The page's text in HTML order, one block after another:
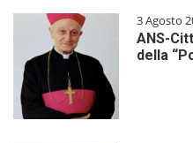
3 Agosto
ANS-
della